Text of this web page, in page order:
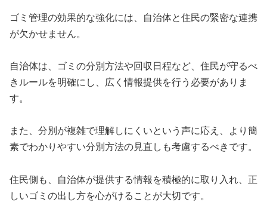
ゴミ管理の効果的な強化には、自治体と住民の緊密な連携
が欠かせません。
自治体は、ゴミの分別方法や回収日程など、住民が守るべ
きルールを明確にし、広く情報提供を行う必要がありま
す。
また、分別が複雑で理解しにくいという声に応え、より簡
素でわかりやすい分別方法の見直しも考慮するべきです。
住民側も、自治体が提供する情報を積極的に取り入れ、正
しいゴミの出し方を心がけることが大切です。